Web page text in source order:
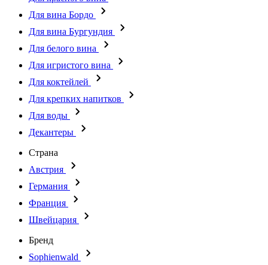
Для вина Бордо
Для вина Бургундия
Для белого вина
Для игристого вина
Для коктейлей
Для крепких напитков
Для воды
Декантеры
Страна
Австрия
Германия
Франция
Швейцария
Бренд
Sophienwald